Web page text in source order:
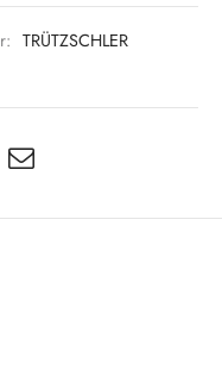
TRÜTZSCHLER